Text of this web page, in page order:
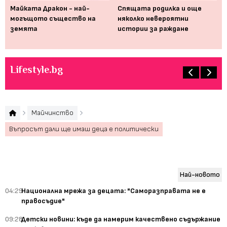
Майката Дракон - най-
могъщото същество на
земята
Спящата родилка и още
няколко невероятни
истории за раждане
Lifestyle.bg
Майчинство
Въпросът дали ще имаш деца е политически
Най-новото
04:29Национална мрежа за децата: "Саморазправата не е
правосъдие"
09:28Детски новини: къде да намерим качествено съдържание